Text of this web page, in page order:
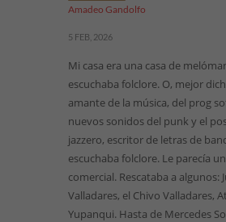
Amadeo Gandolfo
5 FEB, 2026
Mi casa era una casa de
escuchaba folclore. O, mejor
amante de la música, del prog
nuevos sonidos del punk y el
jazzero, escritor de letras de
escuchaba folclore. Le parecía
comercial. Rescataba a algunos:
Valladares, el Chivo Valladares,
Yupanqui. Hasta de Mercedes